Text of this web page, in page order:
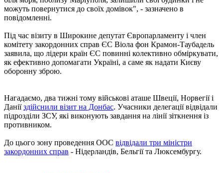
можуть повернутися до своїх домівок", - зазначено в
повідомленні.
Під час візиту в Широкине депутат Європарламенту і член
комітету закордонних справ ЄС Віола фон Крамон-Таубадель
заявила, що лідери країн ЄС повинні колективно обміркувати,
як ефективно допомагати Україні, а саме як надати Києву
оборонну зброю.
Нагадаємо, два тижні тому військові аташе Швеції, Норвегії і
Даніїздійснили візит на Донбас. Учасники делегації відвідали
підрозділи ЗСУ, які виконують завдання на лінії зіткнення із
противником.
До цього зону проведення ООС відвідали три міністри
закордонних справ - Нідерландів, Бельгії та Люксембургу.